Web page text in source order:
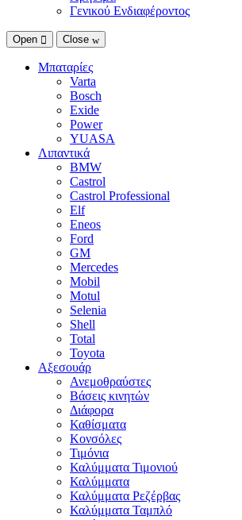
Γενικού Ενδιαφέροντος
Open Close
Μπαταρίες
Varta
Bosch
Exide
Power
YUASA
Λιπαντικά
BMW
Castrol
Castrol Professional
Elf
Eneos
Ford
GM
Mercedes
Mobil
Motul
Selenia
Shell
Total
Toyota
Αξεσουάρ
Ανεμοθραύστες
Βάσεις κινητών
Διάφορα
Καθίσματα
Κονσόλες
Τιμόνια
Καλύμματα Τιμονιού
Καλύμματα
Καλύμματα Ρεζέρβας
Καλύμματα Ταμπλό